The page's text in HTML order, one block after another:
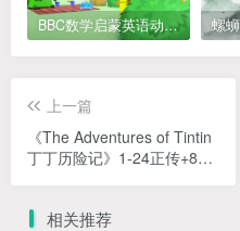
BBC数学启蒙英语动画Numberblocks数字积木，全七季共161集，1080P高清视频带英文字幕
上一篇
《The Adventures of Tintin
丁丁历险记》1-24正传+8别
相关推荐